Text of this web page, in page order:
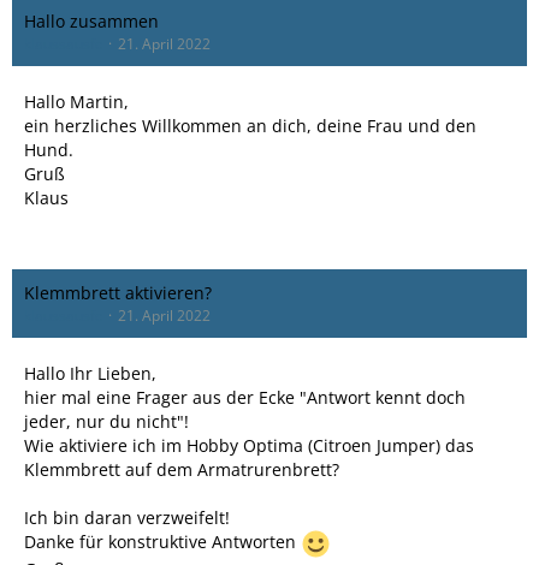
Hallo zusammen
21. April 2022
Hallo Martin,
ein herzliches Willkommen an dich, deine Frau und den
Hund.
Gruß
Klaus
Klemmbrett aktivieren?
21. April 2022
Hallo Ihr Lieben,
hier mal eine Frager aus der Ecke "Antwort kennt doch
jeder, nur du nicht"!
Wie aktiviere ich im Hobby Optima (Citroen Jumper) das
Klemmbrett auf dem Armatrurenbrett?
Ich bin daran verzweifelt!
Danke für konstruktive Antworten